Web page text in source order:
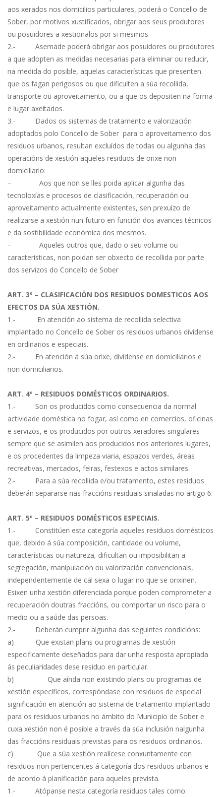
aos xerados nos domicilios particulares, poderá o Concello de
Sober, por motivos xustificados, obrigar aos seus produtores
ou posuidores a xestionalos por si mesmos.
2.- Asemade poderá obrigar aos posuidores ou produtores
a que adopten as medidas necesarias para eliminar ou reducir,
na medida do posible, aquelas características que presenten
que os fagan perigosos ou que dificulten a súa recollida,
transporte ou aproveitamento, ou a que os depositen na forma
e lugar axeitados.
3.- Dados os sistemas de tratamento e valorización
adoptados polo Concello de Sober para o aproveitamento dos
residuos urbanos, resultan excluídos de todas ou algunha das
operacións de xestión aqueles residuos de orixe non
domiciliario:
– Aos que non se lles poida aplicar algunha das
tecnoloxías e procesos de clasificación, recuperación ou
aproveitamento actualmente existentes, sen prexuízo de
realizarse a xestión nun futuro en función dos avances técnicos
e da sostibilidade económica dos mesmos.
– Aqueles outros que, dado o seu volume ou
características, non poidan ser obxecto de recollida por parte
dos servizos do Concello de Sober
ART. 3º – CLASIFICACIÓN DOS RESIDUOS DOMESTICOS AOS
EFECTOS DA SÚA XESTIÓN.
1.- En atención ao sistema de recollida selectiva
implantado no Concello de Sober os residuos urbanos divídense
en ordinarios e especiais.
2.- En atención á súa orixe, divídense en domiciliarios e
non domiciliarios.
ART. 4º – RESIDUOS DOMÉSTICOS ORDINARIOS.
1.- Son os producidos como consecuencia da normal
actividade doméstica no fogar, así como en comercios, oficinas
e servizos, e os producidos por outros xeradores singulares
sempre que se asimilen aos producidos nos anteriores lugares,
e os procedentes da limpeza viaria, espazos verdes, áreas
recreativas, mercados, feiras, festexos e actos similares.
2.- Para a súa recollida e/ou tratamento, estes residuos
deberán separarse nas fraccións residuais sinaladas no artigo 6.
ART. 5º – RESIDUOS DOMÉSTICOS ESPECIAIS.
1.- Constitúen esta categoría aqueles residuos domésticos
que, debido á súa composición, cantidade ou volume,
características ou natureza, dificultan ou imposibilitan a
segregación, manipulación ou valorización convencionais,
independentemente de cal sexa o lugar no que se orixinen.
Esixen unha xestión diferenciada porque poden comprometer a
recuperación doutras fraccións, ou comportar un risco para o
medio ou a saúde das persoas.
2.- Deberán cumprir algunha das seguintes condicións:
a) Que existan plans ou programas de xestión
especificamente deseñados para dar unha resposta apropiada
ás peculiaridades dese residuo en particular.
b) Que aínda non existindo plans ou programas de
xestión específicos, correspóndase con residuos de especial
significación en atención ao sistema de tratamento implantado
para os residuos urbanos no ámbito do Municipio de Sober e
cuxa xestión non é posible a través da súa inclusión nalgunha
das fraccións residuais previstas para os residuos ordinarios.
c) Que a súa xestión realícese conxuntamente con
residuos non pertencentes á categoría dos residuos urbanos e
de acordo á planificación para aqueles prevista.
1.- Atópanse nesta categoría residuos tales como: